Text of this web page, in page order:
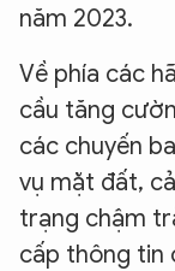
năm 2023.
Về phía các
cầu tăng
các chuyến
vụ mặt đất,
trạng chậm
cấp thông tin